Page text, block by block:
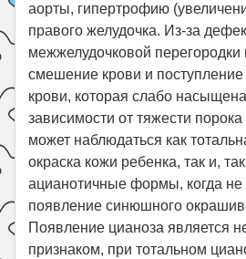
аорты, гипертрофию
правого желудочка. Из-за
межжелудочковой перегородки
смешение крови и
крови, которая слабо
зависимости от тяжести
может наблюдаться как
окраска кожи ребенка, так и,
ацианотичные формы, когда не
появление синюшного
Появление цианоза является
признаком, при тотальном